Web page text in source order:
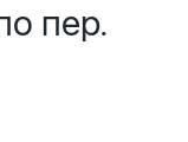
пер.